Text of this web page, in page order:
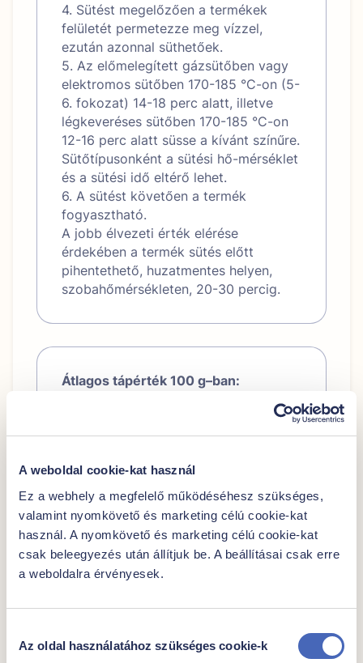
A weboldal cookie-kat használ
Ez a webhely a megfelelő működéséhesz szükséges,
valamint nyomkövető és marketing célú cookie-kat
használ. A nyomkövető és marketing célú cookie-kat
csak beleegyezés után állítjuk be. A beállításai csak erre
a weboldalra érvényesek.
kiválasztása
Az oldal használatához szükséges cookie-k
4. Sütést megelőzően a termékek
felületét permetezze meg vízzel,
ezután azonnal süthetőek.
5. Az előmelegített gázsütőben vagy
elektromos sütőben 170-185 °C-on (5-
6. fokozat) 14-18 perc alatt, illetve
légkeveréses sütőben 170-185 °C-on
12-16 perc alatt süsse a kívánt színűre.
Sütőtípusonként a sütési hő-mérséklet
és a sütési idő eltérő lehet.
6. A sütést követően a termék
fogyasztható.
A jobb élvezeti érték elérése
érdekében a termék sütés előtt
pihentethető, huzatmentes helyen,
szobahőmérsékleten, 20-30 percig.
Átlagos tápérték 100 g–ban:
1714 kJ / 409
kcal
Zsír
20,4 g
-amelyből telített
Szénhidrát
48,5 g
-amelyből cukrok
21,3 g
Fehérje
7,4 g
Só